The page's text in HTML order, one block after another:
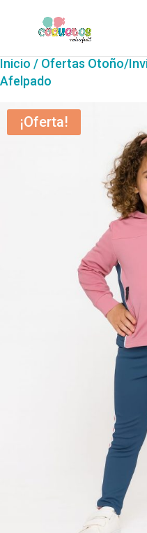
Inicio / Ofertas Otoño/
Afelpado
¡Oferta!